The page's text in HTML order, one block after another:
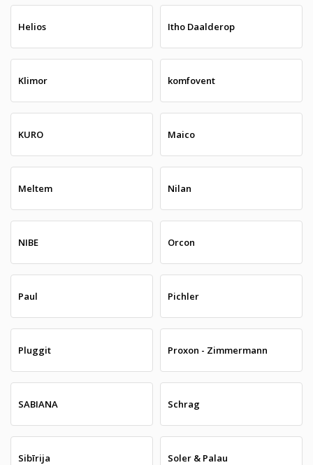
Helios Itho Daalderop
Klimor komfovent
KURO Maico
Meltem Nilan
NIBE Orcon
Paul Pichler
Pluggit Proxon - Zimmermann
SABIANA Schrag
Sibīrija Soler & Palau